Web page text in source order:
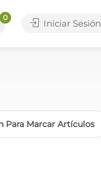
0
Iniciar Sesión
Para Marcar Artículos